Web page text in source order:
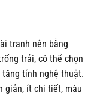
tranh nên bằng
trải, có thể chọn
tính nghệ thuật.
giản, ít chi tiết, màu